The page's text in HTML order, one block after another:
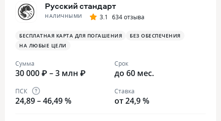
Русский стандарт
НАЛИЧНЫМИ 3.1 634 отзыва
БЕСПЛАТНАЯ КАРТА ДЛЯ ПОГАШЕНИЯ
БЕЗ ОБЕСПЕЧЕНИЯ
НА ЛЮБЫЕ ЦЕЛИ
Сумма
30 000 ₽ – 3 млн ₽
Срок
до 60 мес.
ПСК
24,89 – 46,49 %
Ставка
от 24,9 %